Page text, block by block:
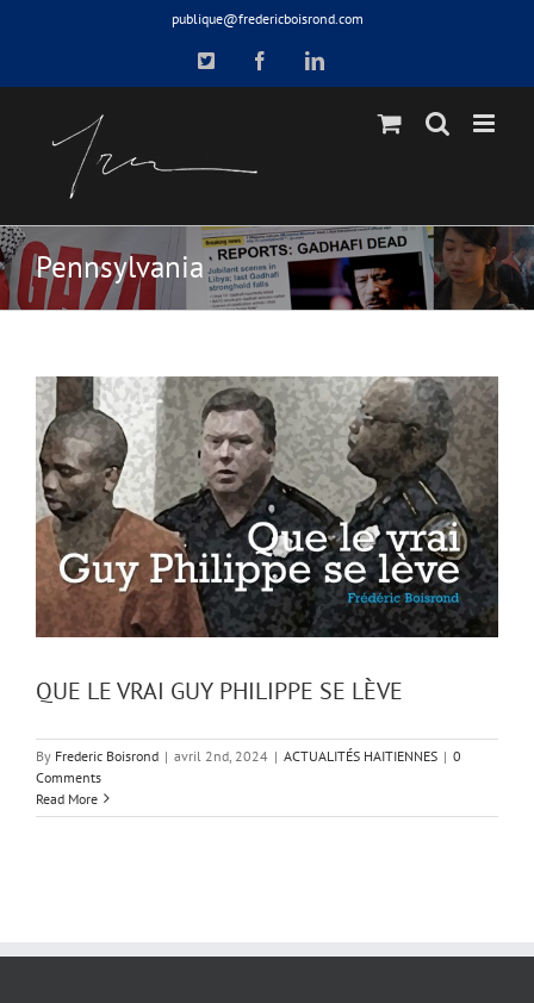
publique@fredericboisrond.com
X FacebookLinkedIn
Pennsylvania
QUE LE VRAI GUY PHILIPPE SE LÈVE
By Frederic Boisrond | avril 2nd, 2024 | ACTUALITÉS HAITIENNES | 0
Comments
Read More